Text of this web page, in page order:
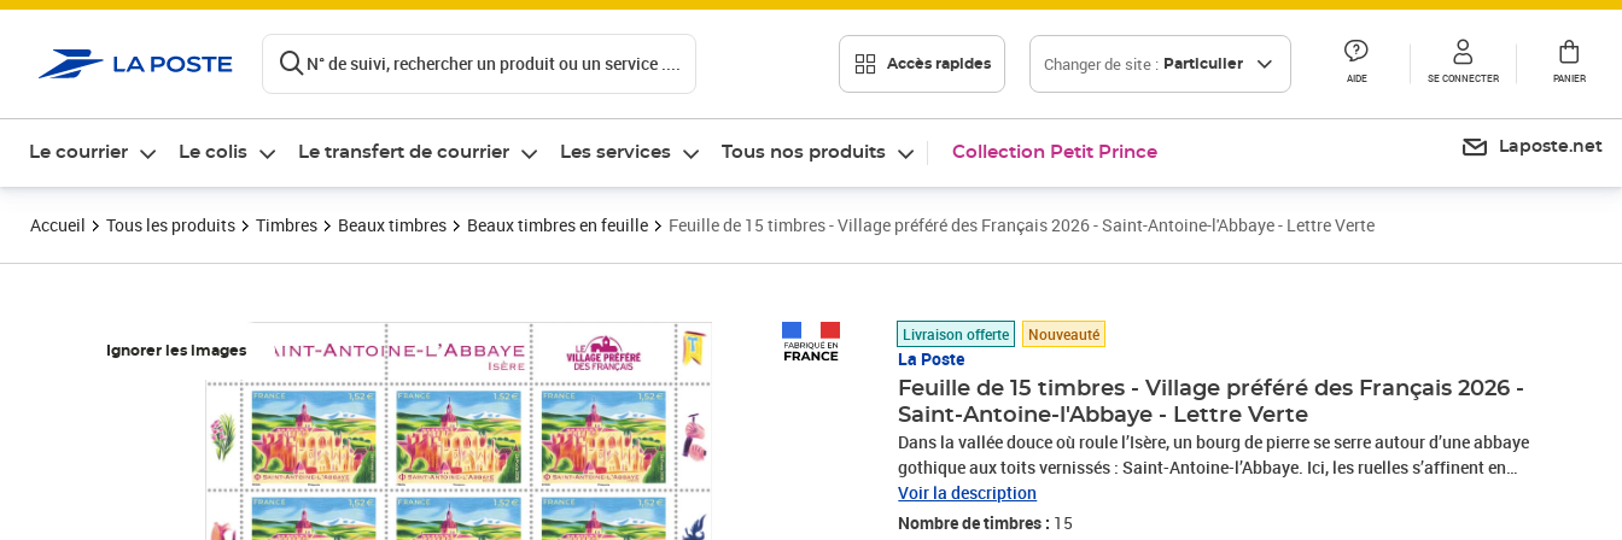
N° de suivi, rechercher un produit ou un service .... Accès rapides Changer de site : Particulier
AIDE SE CONNECTER PANIER
Le courrier Le colis Le transfert de courrier Les services Tous nos produits Collection Petit Prince Laposte.net
Accueil Tous les produits Timbres Beaux timbres Beaux timbres en feuille Feuille de 15 timbres - Village préféré des Français 2026 - Saint-Antoine-l'Abbaye - Lettre Verte
Ignorer les images
Livraison offerte Nouveauté
La Poste
Feuille de 15 timbres - Village préféré des Français 2026 -
Saint-Antoine-l'Abbaye - Lettre Verte
Dans la vallée douce où roule l’Isère, un bourg de pierre se serre autour d’une abbaye
gothique aux toits vernissés : Saint-Antoine-l’Abbaye. Ici, les ruelles s’affinent en
goulets mystérieux, la lumière s’accroche aux façades à pans de bois et le pas
résonne comme un chapelet d’échos. De loin, on vient : pèlerins d’Occident, voyageurs
Voir la description
Nombre de timbres : 15
Prix 22,80€